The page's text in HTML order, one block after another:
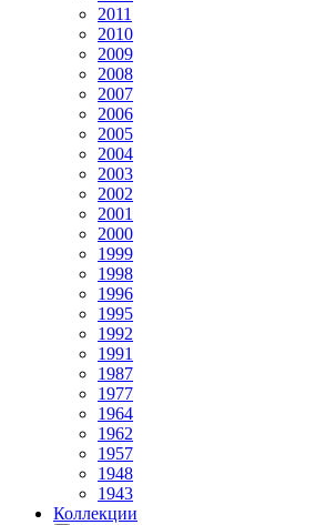
2011
2010
2009
2008
2007
2006
2005
2004
2003
2002
2001
2000
1999
1998
1996
1995
1992
1991
1987
1977
1964
1962
1957
1948
1943
Коллекции